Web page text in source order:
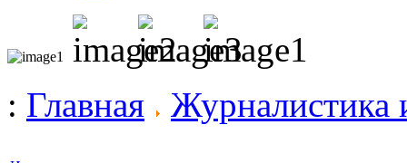
: Главная Журналистика